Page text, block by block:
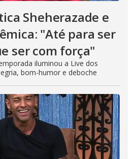
Sheherazade e
"Até para ser
ser com força"
iluminou a Live dos
bom-humor e deboche